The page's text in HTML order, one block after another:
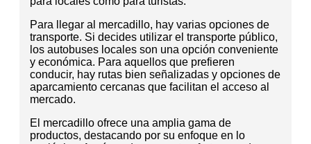
Para llegar al mercadillo, hay varias opciones de
transporte. Si decides utilizar el transporte público,
los autobuses locales son una opción conveniente
y económica. Para aquellos que prefieren
conducir, hay rutas bien señalizadas y opciones de
aparcamiento cercanas que facilitan el acceso al
mercado.
El mercadillo ofrece una amplia gama de
productos, destacando por su enfoque en lo